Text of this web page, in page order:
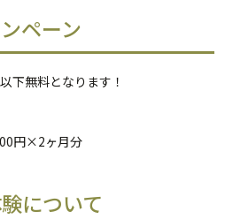
ペーン
下無料となります！
円×2ヶ月分
について